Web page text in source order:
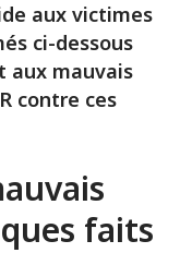
aux victimes
ci-dessous
mauvais
contre ces
faits